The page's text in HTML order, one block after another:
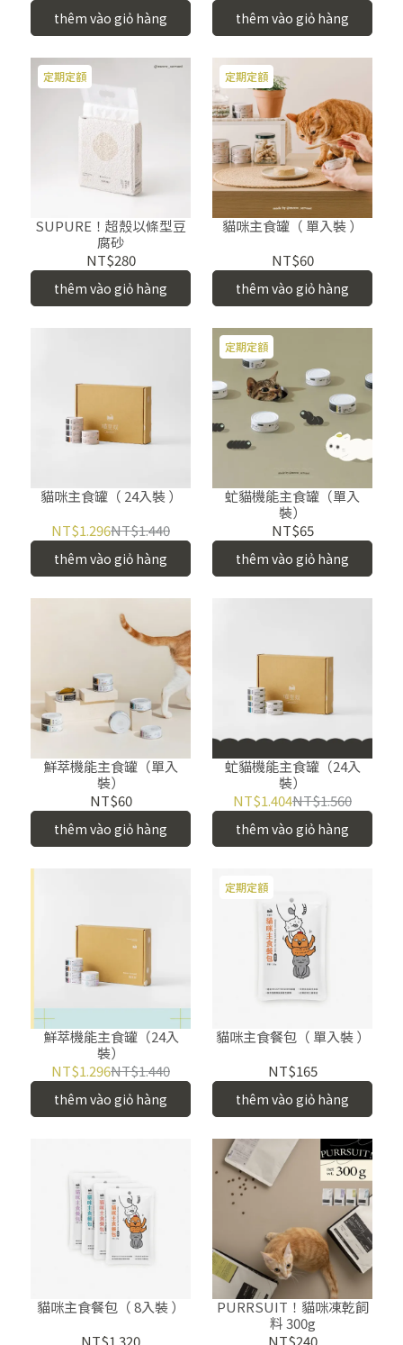
thêm vào giỏ hàng thêm vào giỏ hàng
定期定額
SUPURE！超殼以條型豆
腐砂
NT$280
thêm vào giỏ hàng
定期定額
貓咪主食罐（ 單入裝 ）
NT$60
thêm vào giỏ hàng
貓咪主食罐（ 24入裝 ）
NT$1.296NT$1.440
thêm vào giỏ hàng
定期定額
虻貓機能主食罐（單入
裝）
NT$65
thêm vào giỏ hàng
鮮萃機能主食罐（單入
裝）
NT$60
thêm vào giỏ hàng
虻貓機能主食罐（24入
裝）
NT$1.404NT$1.560
thêm vào giỏ hàng
鮮萃機能主食罐（24入
裝）
NT$1.296NT$1.440
thêm vào giỏ hàng
定期定額
貓咪主食餐包（ 單入裝 ）
NT$165
thêm vào giỏ hàng
貓咪主食餐包（ 8入裝 ）
NT$1.320
PURRSUIT！貓咪凍乾飼
料 300g
NT$240